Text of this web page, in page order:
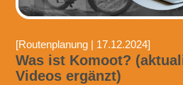
[Routenplanung | 17.12.2024]
Was ist Komoot?
Videos ergänzt)